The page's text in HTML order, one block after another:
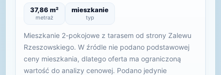
37,86 m²
metraż
mieszkanie
typ
Mieszkanie 2-pokojowe z tarasem od strony Zalewu
Rzeszowskiego. W źródle nie podano podstawowej
ceny mieszkania, dlatego oferta ma ograniczoną
wartość do analizy cenowej. Podano jedynie